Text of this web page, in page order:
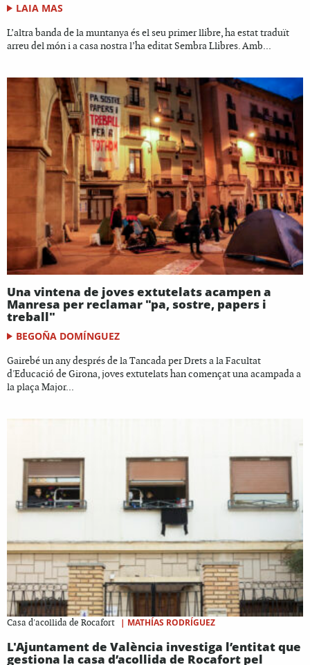
LAIA MAS
L’altra banda de la muntanya és el seu primer llibre, ha estat traduït
arreu del món i a casa nostra l’ha editat Sembra Llibres. Amb...
Una vintena de joves extutelats acampen a
Manresa per reclamar "pa, sostre, papers i
treball"
BEGOÑA DOMÍNGUEZ
Gairebé un any després de la Tancada per Drets a la Facultat
d'Educació de Girona, joves extutelats han començat una acampada a
la plaça Major...
Casa d'acollida de Rocafort | MATHÍAS RODRÍGUEZ
L'Ajuntament de València investiga l’entitat que
gestiona la casa d’acollida de Rocafort pel